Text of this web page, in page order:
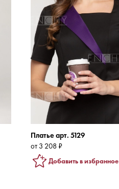
Платье арт. 5129
от 3 208 ₽
Добавить в избранное